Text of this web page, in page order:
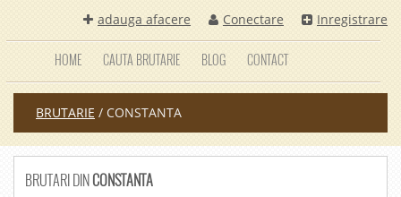
adauga afacere Conectare Inregistrare
HOME CAUTA BRUTARIE BLOG CONTACT
BRUTARIE / CONSTANTA
BRUTARI DINCONSTANTA